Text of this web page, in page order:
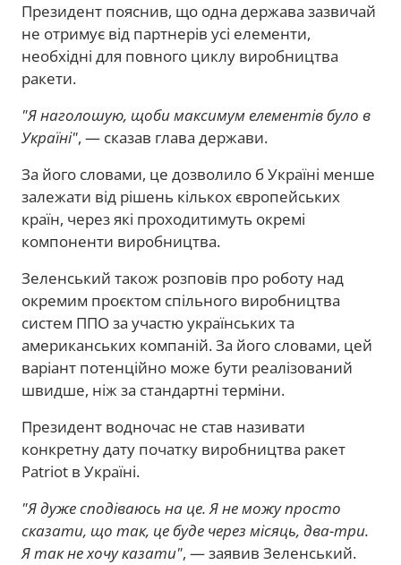
Президент пояснив, що одна держава зазвичай
не отримує від партнерів усі елементи,
необхідні для повного циклу виробництва
ракети.
"Я наголошую, щоби максимум елементів було в
Україні", — сказав глава держави.
За його словами, це дозволило б Україні менше
залежати від рішень кількох європейських
країн, через які проходитимуть окремі
компоненти виробництва.
Зеленський також розповів про роботу над
окремим проєктом спільного виробництва
систем ППО за участю українських та
американських компаній. За його словами, цей
варіант потенційно може бути реалізований
швидше, ніж за стандартні терміни.
Президент водночас не став називати
конкретну дату початку виробництва ракет
Patriot в Україні.
"Я дуже сподіваюсь на це. Я не можу просто
сказати, що так, це буде через місяць, два-три.
Я так не хочу казати", — заявив Зеленський.